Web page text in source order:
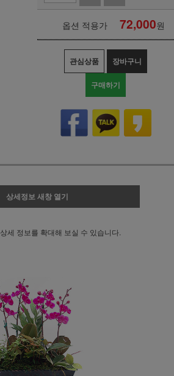
옵션 적용가 72,000원
관심상품 장바구니
구매하기
상세정보 새창 열기
상세 정보를 확대해 보실 수 있습니다.